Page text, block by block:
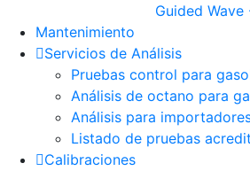
Guided
Mantenimiento
Servicios de Análisis
Pruebas control para
Análisis de octano para
Análisis para
Listado de pruebas
Calibraciones